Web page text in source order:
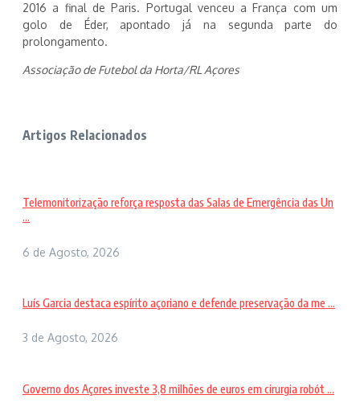
2016 a final de Paris. Portugal venceu a França com um
golo de Éder, apontado já na segunda parte do
prolongamento.
Associação de Futebol da Horta/RL Açores
Artigos Relacionados
Telemonitorização reforça resposta das Salas de Emergência das Un
...
6 de Agosto, 2026
Luís Garcia destaca espírito açoriano e defende preservação da me ...
3 de Agosto, 2026
Governo dos Açores investe 3,8 milhões de euros em cirurgia robót ...